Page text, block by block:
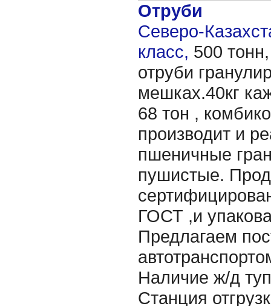
Отруби
Северо-
класс, 500
отруби
мешках.40кг
68 тон ,
производит и
пшеничные
пушистые.
ГОСТ ,и
Предлагаем
Наличие ж/д
Станция